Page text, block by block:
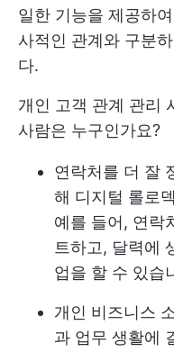
일한 기능을 제공하
사적인 관계와 구분
다.
개인 고객 관계 관리
사람은 누구인가요?
연락처를 더 잘
해 디지털 롤로
예를 들어, 연락
트하고, 달력에
업을 할 수 있습
개인 비즈니스
과 업무 생활에